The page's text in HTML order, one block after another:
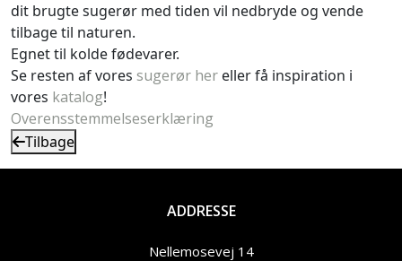
dit brugte sugerør med tiden vil nedbryde og vende
tilbage til naturen.
Egnet til kolde fødevarer.
Se resten af vores sugerør her eller få inspiration i
vores katalog!
Overensstemmelseserklæring
Tilbage
ADDRESSE
Nellemosevej 14